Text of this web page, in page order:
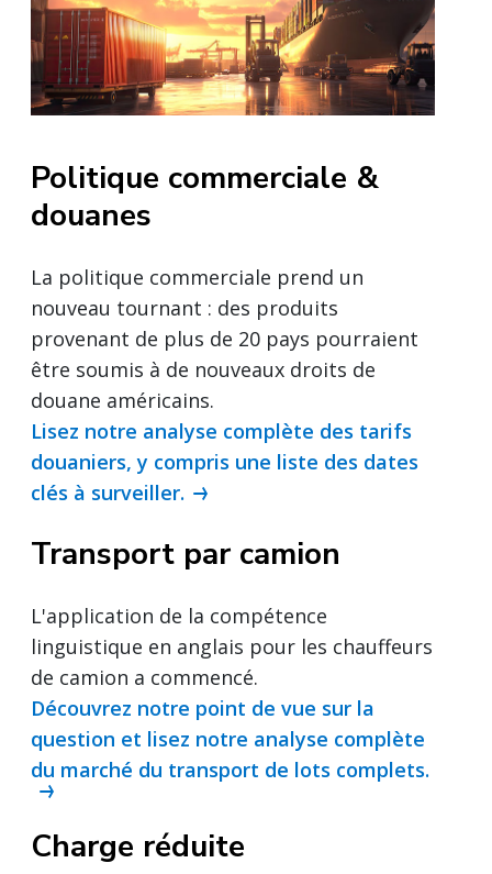
Politique commerciale &
douanes
La politique commerciale prend un
nouveau tournant : des produits
provenant de plus de 20 pays pourraient
être soumis à de nouveaux droits de
douane américains.
Lisez notre analyse complète des tarifs
douaniers, y compris une liste des dates
clés à surveiller.
Transport par camion
L'application de la compétence
linguistique en anglais pour les chauffeurs
de camion a commencé.
Découvrez notre point de vue sur la
question et lisez notre analyse complète
du marché du transport de lots complets.
Charge réduite